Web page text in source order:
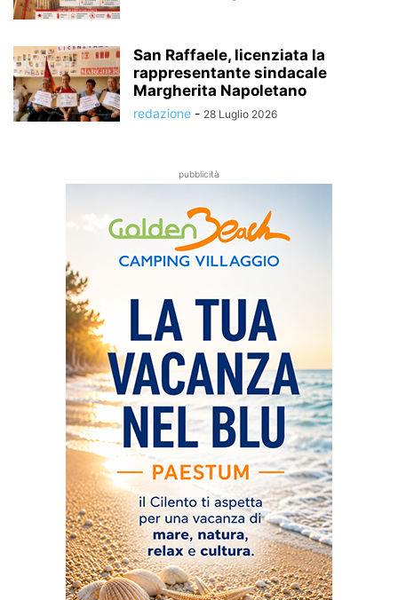
San Raffaele, licenziata la
rappresentante sindacale
Margherita Napoletano
redazione - 28 Luglio 2026
pubblicità